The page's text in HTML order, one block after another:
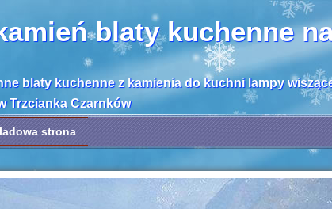
blaty kuchenne
blaty kuchenne z kamienia do kuchni lampy
Trzcianka Czarnków
strona